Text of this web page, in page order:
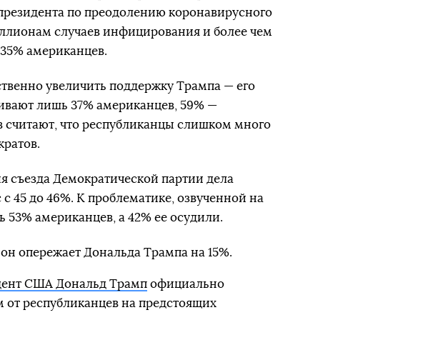
по преодолению коронавирусного
случаев инфицирования и более чем
американцев.
увеличить поддержку Трампа — его
лишь 37% американцев, 59% —
считают, что республиканцы слишком много
съезда Демократической партии дела
45 до 46%. К проблематике, озвученной на
53% американцев, а 42% ее осудили.
опережает Дональда Трампа на 15%.
США Дональд Трампофициально
от республиканцев на предстоящих